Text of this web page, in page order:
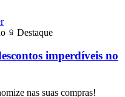
Destaque
imperdíveis no
nas suas compras!